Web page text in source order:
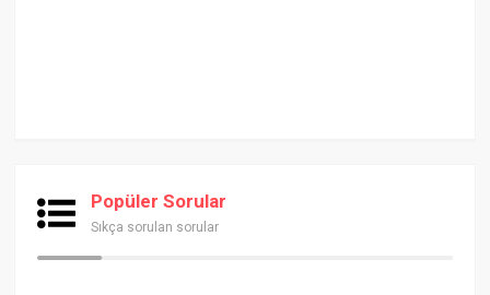
Popüler Sorular
Sıkça sorulan sorular